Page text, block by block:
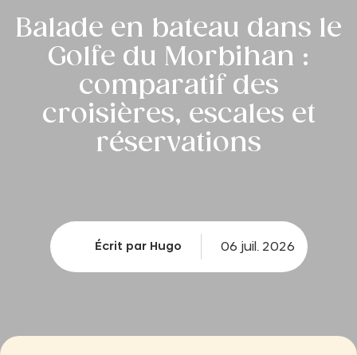
Balade en bateau dans le
Golfe du Morbihan :
comparatif des
croisières, escales et
réservations
Écrit par Hugo 06 juil. 2026